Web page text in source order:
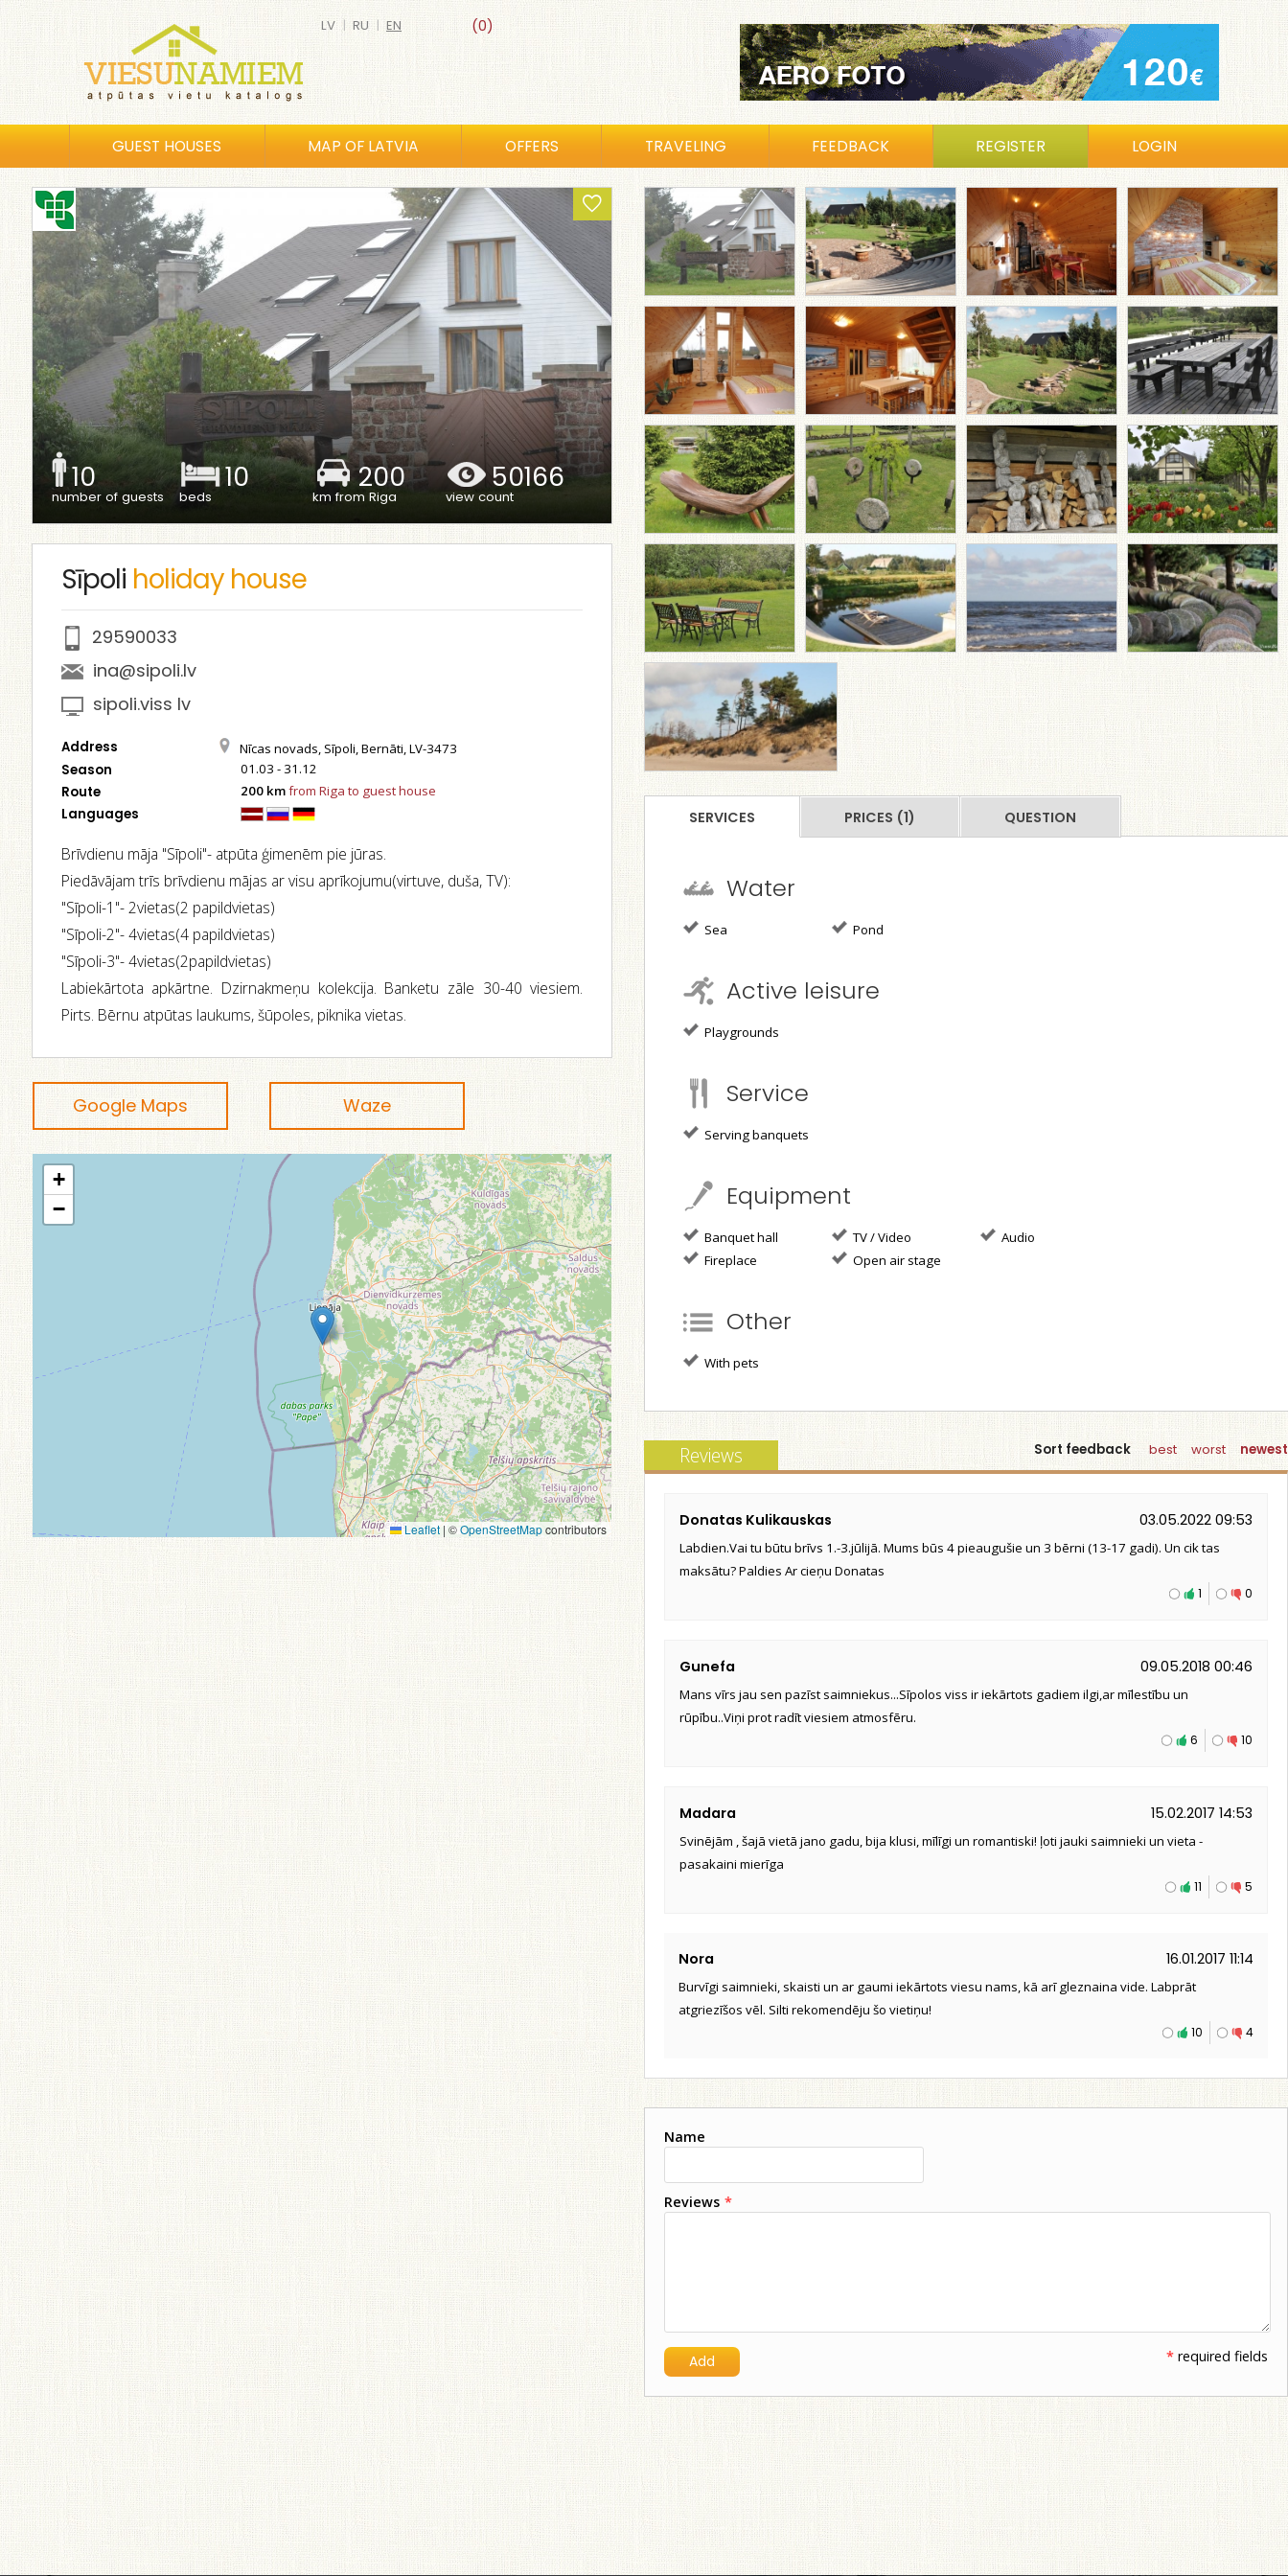
(0)
LV | RU | EN
GUEST HOUSES MAP OF LATVIA OFFERS TRAVELING FEEDBACK REGISTER LOGIN
10
number of guests
10
beds
200
km from Riga
50166
view count
Sīpoli holiday house
29590033
ina@sipoli.lv
sipoli.viss lv
Address Nīcas novads, Sīpoli, Bernāti, LV-3473
Season 01.03 - 31.12
Route 200 kmfrom Riga to guest house
Languages
Brīvdienu māja "Sīpoli"- atpūta ģimenēm pie jūras.
Piedāvājam trīs brīvdienu mājas ar visu aprīkojumu(virtuve, duša, TV):
"Sīpoli-1"- 2vietas(2 papildvietas)
"Sīpoli-2"- 4vietas(4 papildvietas)
"Sīpoli-3"- 4vietas(2papildvietas)
Labiekārtota apkārtne. Dzirnakmeņu kolekcija. Banketu zāle 30-40 viesiem.
Pirts. Bērnu atpūtas laukums, šūpoles, piknika vietas.
Google Maps Waze
+
−
Leaflet | ©OpenStreetMapcontributors
SERVICES PRICES (1) QUESTION
Water
Sea Pond
Active leisure
Playgrounds
Service
Serving banquets
Equipment
Banquet hall TV / Video
Audio
Fireplace
Open air stage
Other
With pets
Sort feedback best worst newest
Reviews
Donatas Kulikauskas 03.05.2022 09:53
Labdien.Vai tu būtu brīvs 1.-3.jūlijā. Mums būs 4 pieaugušie un 3 bērni (13-17 gadi). Un cik tas
maksātu? Paldies Ar cieņu Donatas
0
1
Gunefa 09.05.2018 00:46
Mans vīrs jau sen pazīst saimniekus...Sīpolos viss ir iekārtots gadiem ilgi,ar mīlestību un
rūpību..Viņi prot radīt viesiem atmosfēru.
10
6
Madara 15.02.2017 14:53
Svinējām , šajā vietā jano gadu, bija klusi, mīlīgi un romantiski! ļoti jauki saimnieki un vieta -
pasakaini mierīga
5
11
Nora 16.01.2017 11:14
Burvīgi saimnieki, skaisti un ar gaumi iekārtots viesu nams, kā arī gleznaina vide. Labprāt
atgriezīšos vēl. Silti rekomendēju šo vietiņu!
4
10
Name
Reviews *
* required fields